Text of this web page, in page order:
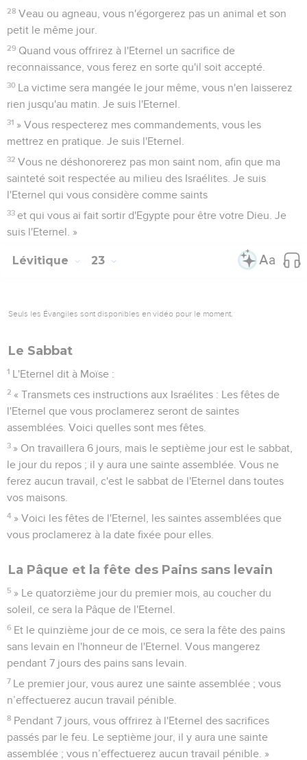
28 Veau ou agneau, vous n'égorgerez pas un animal et son
petit le même jour.
29 Quand vous offrirez à l'Eternel un sacrifice de
reconnaissance, vous ferez en sorte qu'il soit accepté.
30 La victime sera mangée le jour même, vous n'en laisserez
rien jusqu'au matin. Je suis l'Eternel.
31 » Vous respecterez mes commandements, vous les
mettrez en pratique. Je suis l'Eternel.
32 Vous ne déshonorerez pas mon saint nom, afin que ma
sainteté soit respectée au milieu des Israélites. Je suis
l'Eternel qui vous considère comme saints
33 et qui vous ai fait sortir d'Egypte pour être votre Dieu. Je
suis l'Eternel. »
Lévitique 23
Seuls les Évangiles sont disponibles en vidéo pour le moment.
Le Sabbat
1 L'Eternel dit à Moïse :
2 « Transmets ces instructions aux Israélites : Les fêtes de
l'Eternel que vous proclamerez seront de saintes
assemblées. Voici quelles sont mes fêtes.
3 » On travaillera 6 jours, mais le septième jour est le sabbat,
le jour du repos ; il y aura une sainte assemblée. Vous ne
ferez aucun travail, c'est le sabbat de l'Eternel dans toutes
vos maisons.
4 » Voici les fêtes de l'Eternel, les saintes assemblées que
vous proclamerez à la date fixée pour elles.
La Pâque et la fête des Pains sans levain
5 » Le quatorzième jour du premier mois, au coucher du
soleil, ce sera la Pâque de l'Eternel.
6 Et le quinzième jour de ce mois, ce sera la fête des pains
sans levain en l'honneur de l'Eternel. Vous mangerez
pendant 7 jours des pains sans levain.
7 Le premier jour, vous aurez une sainte assemblée ; vous
n’effectuerez aucun travail pénible.
8 Pendant 7 jours, vous offrirez à l'Eternel des sacrifices
passés par le feu. Le septième jour, il y aura une sainte
assemblée ; vous n’effectuerez aucun travail pénible. »